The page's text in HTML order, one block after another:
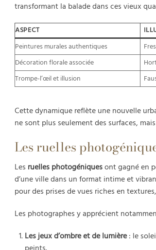
transformant la balade dans ces vieux
ASPECT
Peintures murales authentiques
Décoration florale associée
Trompe-l’œil et illusion
Cette dynamique reflète une nouvelle
ne sont plus seulement des surfaces,
Les ruelles
Les ruelles photogéniquesont gagné en
d’une ville dans un format intime et
pour des prises de vues riches en
Les photographes y apprécient
Les jeux d’ombre et de lumière: le